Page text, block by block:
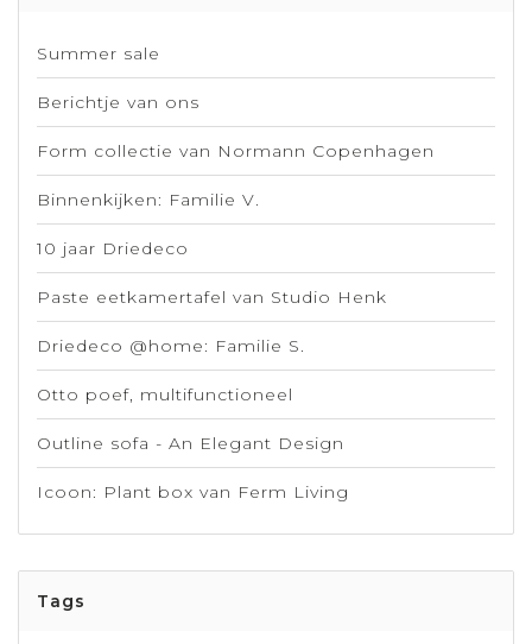
Summer sale
Berichtje van ons
Form collectie van Normann Copenhagen
Binnenkijken: Familie V.
10 jaar Driedeco
Paste eetkamertafel van Studio Henk
Driedeco @home: Familie S.
Otto poef, multifunctioneel
Outline sofa - An Elegant Design
Icoon: Plant box van Ferm Living
Tags